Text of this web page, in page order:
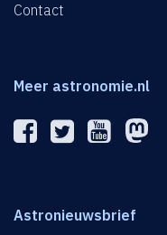
Contact
Meer astronomie.nl
Astronieuwsbrief